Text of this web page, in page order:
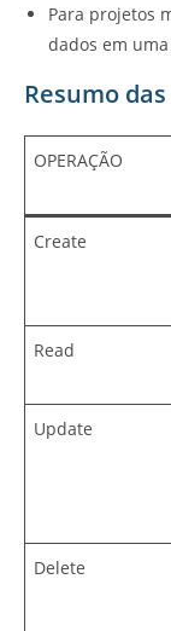
Para projetos
dados em uma
Resumo
OPERAÇÃO
Create
Read
Update
Delete